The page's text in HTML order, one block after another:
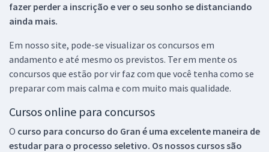
fazer perder a inscrição e ver o seu sonho se distanciando
ainda mais.
Em nosso site, pode-se visualizar os concursos em
andamento e até mesmo os previstos. Ter em mente os
concursos que estão por vir faz com que você tenha como se
preparar com mais calma e com muito mais qualidade.
Cursos online para concursos
O curso para concurso do Gran é uma excelente maneira de
estudar para o processo seletivo. Os nossos cursos são